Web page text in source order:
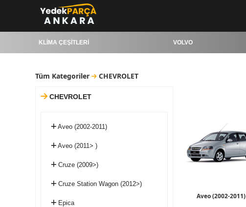
KLİMA ÇEŞİTLERİ VOLVO
Tüm Kategoriler CHEVROLET
CHEVROLET
Aveo (2002-2011)
Aveo (2011> )
Cruze (2009>)
Cruze Station Wagon (2012>)
Epica
Aveo (2002-2011)